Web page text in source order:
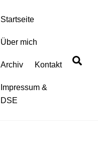
Startseite
Über mich
Archiv Kontakt
Impressum &
DSE